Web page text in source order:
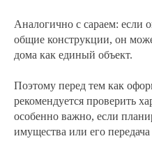
Аналогично с сараем: если
общие конструкции, он
дома как единый объект.
Поэтому перед тем как
рекомендуется проверить
особенно важно, если
имущества или его передача